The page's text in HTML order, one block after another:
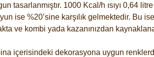
tasarlanmıştır. 1000 Kcal/h ısıyı 0,64
ise %20’sine karşılık gelmektedir. Bu
ve kombi yada kazanınızdan
içerisindeki dekorasyona uygun